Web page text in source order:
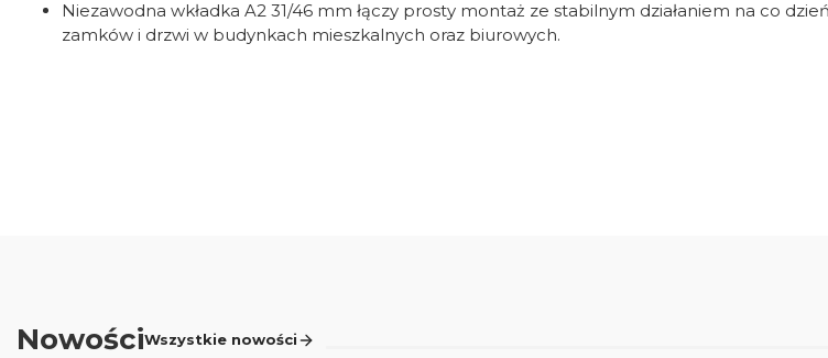
Niezawodna wkładka A2 31/46 mm łączy prosty montaż ze stabilnym działaniem na co
zamków i drzwi w budynkach mieszkalnych oraz biurowych.
NowościWszystkie nowości